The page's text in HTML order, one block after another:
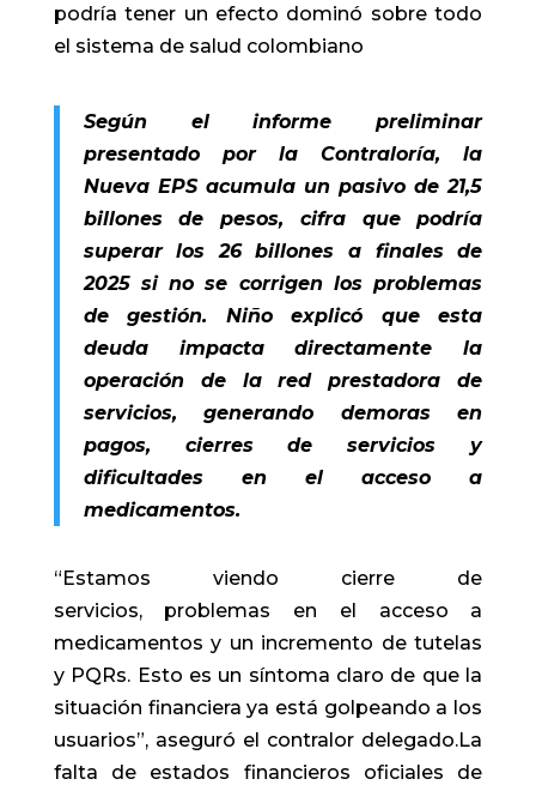
podría tener un efecto dominó sobre todo
el sistema de salud colombiano
Según el informe preliminar
presentado por la Contraloría, la
Nueva EPS acumula un pasivo de 21,5
billones de pesos, cifra que podría
superar los 26 billones a finales de
2025 si no se corrigen los problemas
de gestión. Niño explicó que esta
deuda impacta directamente la
operación de la red prestadora de
servicios, generando demoras en
pagos, cierres de servicios y
dificultades en el acceso a
medicamentos.
“Estamos viendo cierre de
servicios, problemas en el acceso a
medicamentos y un incremento de tutelas
y PQRs. Esto es un síntoma claro de que la
situación financiera ya está golpeando a los
usuarios”, aseguró el contralor delegado.La
falta de estados financieros oficiales de